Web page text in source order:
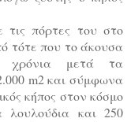
τις πόρτες του στο
τότε που το άκουσα
χρόνια μετά τα
m2 και σύμφωνα
κήπος στον κόσμο
και 250